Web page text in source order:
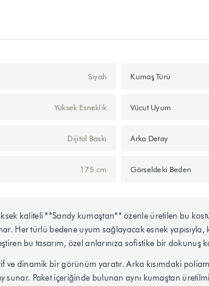
Siyah Kumaş Türü
Yüksek Esneklik Vücut Uyum
Dijital Baskı Arka Detay
175 cm Görseldeki Beden
kaliteli **Sandy kumaştan** özenle üretilen bu
Her türlü bedene uyum sağlayacak esnek yapısıyla,
bu tasarım, özel anlarınıza sofistike bir dokunuş
dinamik bir görünüm yaratır. Arka kısımdaki
Paket içeriğinde bulunan aynı kumaştan